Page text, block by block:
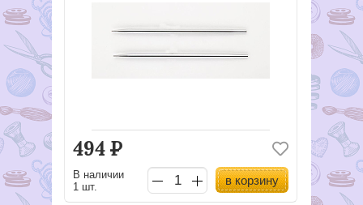
494Р
В наличии
1 шт.
в корзину